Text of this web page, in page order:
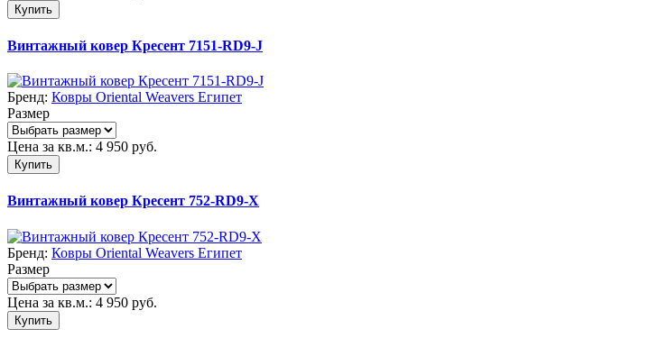
Купить
Винтажный ковер Кресент 7151-RD9-J
Бренд: Ковры Oriental Weavers Египет
Размер
Цена за кв.м.: 4 950 руб.
Купить
Винтажный ковер Кресент 752-RD9-X
Бренд: Ковры Oriental Weavers Египет
Размер
Цена за кв.м.: 4 950 руб.
Купить